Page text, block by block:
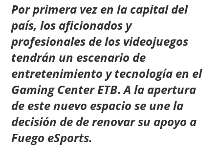
Por primera vez en la capital del
país, los aficionados y
profesionales de los videojuegos
tendrán un escenario de
entretenimiento y tecnología en el
Gaming Center ETB.A la apertura
de este nuevo espacio se une la
decisión de de renovar su apoyo a
Fuego eSports.